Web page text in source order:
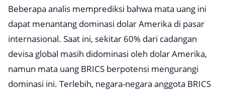
Beberapa analis memprediksi bahwa mata uang ini
dapat menantang dominasi dolar Amerika di pasar
internasional. Saat ini, sekitar 60% dari cadangan
devisa global masih didominasi oleh dolar Amerika,
namun mata uang BRICS berpotensi mengurangi
dominasi ini. Terlebih, negara-negara anggota BRICS